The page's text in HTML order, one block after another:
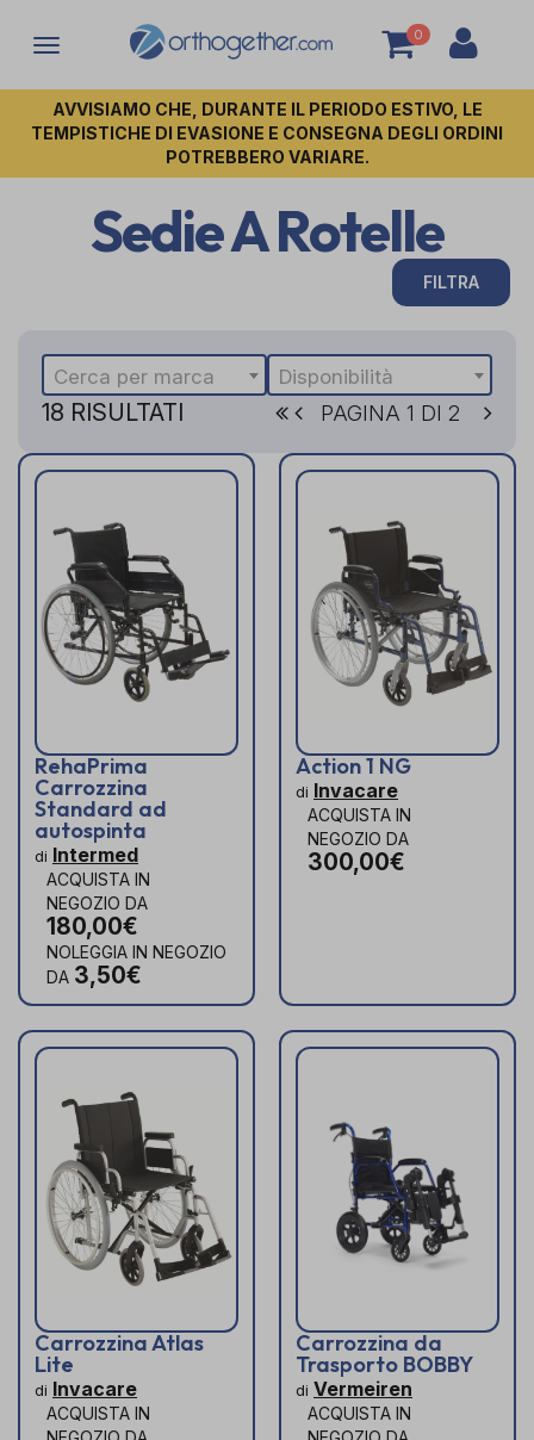
Attiva/disattiva
navigazione
0
AVVISIAMO CHE, DURANTE IL PERIODO ESTIVO, LE
TEMPISTICHE DI EVASIONE E CONSEGNA DEGLI ORDINI
POTREBBERO VARIARE.
Sedie A Rotelle
FILTRA
Cerca per marca Disponibilità
18 RISULTATI PAGINA 1 DI 2
RehaPrima
Carrozzina
Standard ad
autospinta
di Intermed
ACQUISTA IN
NEGOZIO DA
180,00€
NOLEGGIA IN NEGOZIO
DA 3,50€
Action 1 NG
di Invacare
ACQUISTA IN
NEGOZIO DA
300,00€
Carrozzina Atlas
Lite
di Invacare
ACQUISTA IN
Carrozzina da
Trasporto BOBBY
di Vermeiren
ACQUISTA IN